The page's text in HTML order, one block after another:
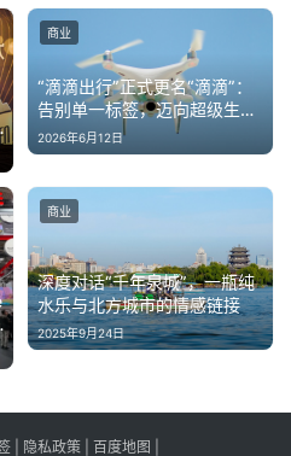
“滴滴出行”正式更名“滴滴”：
告别单一标签，迈向超级生活
服务平台
2026年6月12日
商业
深度对话“千年泉城”，一瓶纯
水乐与北方城市的情感链接
2025年9月24日
商业
隐私政策 百度地图